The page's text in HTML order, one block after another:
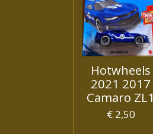
Hotwheels
2021 2017
Camaro ZL1
€ 2,50